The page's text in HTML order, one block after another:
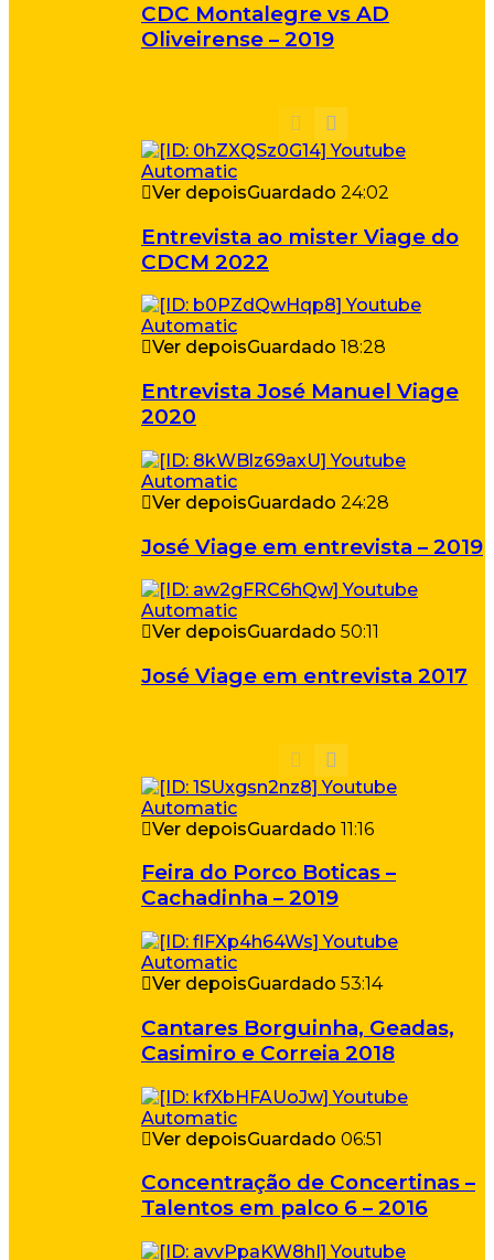
CDC Montalegre vs AD
Oliveirense – 2019
Ver depoisGuardado 24:02
Entrevista ao mister Viage do
CDCM 2022
Ver depoisGuardado 18:28
Entrevista José Manuel Viage
2020
Ver depoisGuardado 24:28
José Viage em entrevista – 2019
Ver depoisGuardado 50:11
José Viage em entrevista 2017
Ver depoisGuardado 11:16
Feira do Porco Boticas –
Cachadinha – 2019
Ver depoisGuardado 53:14
Cantares Borguinha, Geadas,
Casimiro e Correia 2018
Ver depoisGuardado 06:51
Concentração de Concertinas –
Talentos em palco 6 – 2016